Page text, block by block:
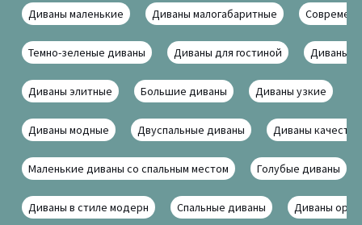
Диваны маленькие Диваны малогабаритные
Темно-зеленые диваны Диваны для гостиной Диваны в
Диваны элитные Большие диваны Диваны узкие
Диваны модные Двуспальные диваны Диваны
Маленькие диваны со спальным местом Голубые диваны
Диваны в стиле модерн Спальные диваны Диваны